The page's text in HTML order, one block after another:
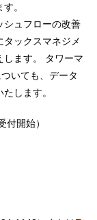
。
シュフローの改善
ックスマネジメ
します。 タワーマ
いても、データ
します。
開始）